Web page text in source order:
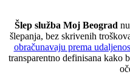
Šlep služba Moj Beograd
šlepanja, bez skrivenih
obračunavaju prema
transparentno definisana kako